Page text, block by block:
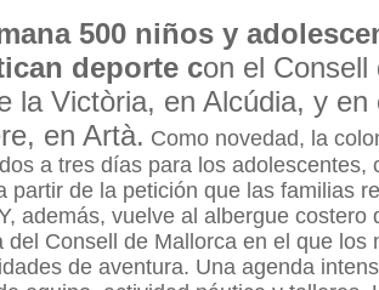
500 niños y
deporte con el Consell
la Victòria, en Alcúdia, y
en Artà. Como novedad, la
a tres días para los adolescentes,
partir de la petición que las familias
además, vuelve al albergue costero
del Consell de Mallorca en el que los
de aventura. Una agenda